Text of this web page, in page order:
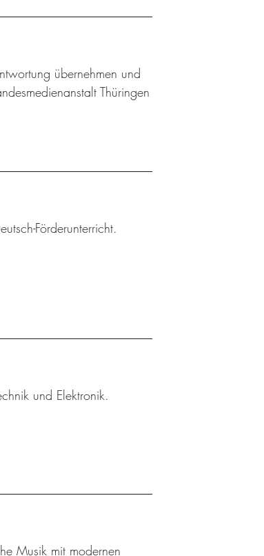
übernehmen und
Thüringen
Förderunterricht.
und Elektronik.
Musik mit modernen